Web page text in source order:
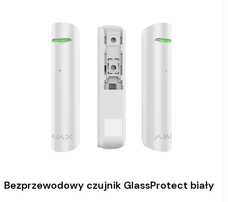
Bezprzewodowy czujnik GlassProtect biały